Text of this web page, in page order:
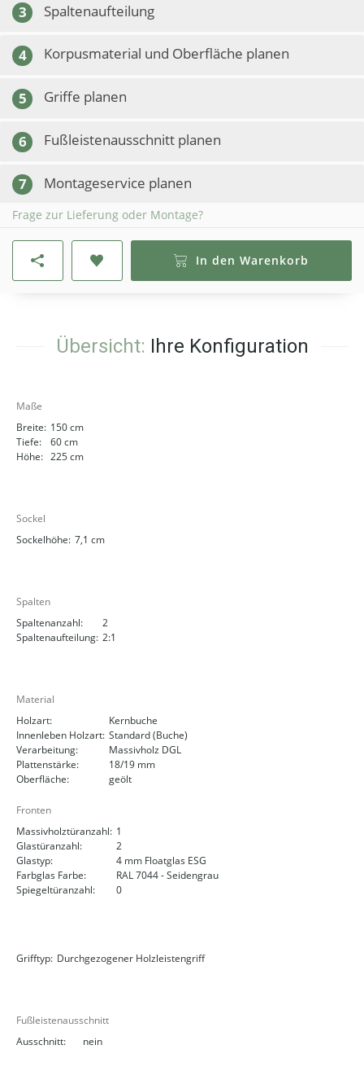
3 Spaltenaufteilung
4 Korpusmaterial und Oberfläche planen
5 Griffe planen
6 Fußleistenausschnitt planen
7 Montageservice planen
Frage zur Lieferung oder Montage?
In den Warenkorb
Übersicht: Ihre Konfiguration
Maße
Breite: 150 cm
Tiefe:
60 cm
Höhe: 225 cm
Sockel
Sockelhöhe: 7,1 cm
Spalten
Spaltenanzahl:
2
Spaltenaufteilung: 2:1
Material
Holzart:
Kernbuche
Innenleben Holzart: Standard (Buche)
Verarbeitung:
Massivholz DGL
Plattenstärke:
18/19 mm
Oberfläche:
geölt
Fronten
Massivholztüranzahl: 1
Glastüranzahl:
2
Glastyp:
4 mm Floatglas ESG
Farbglas Farbe:
RAL 7044 - Seidengrau
Spiegeltüranzahl:
0
Grifftyp: Durchgezogener Holzleistengriff
Fußleistenausschnitt
Ausschnitt:
nein